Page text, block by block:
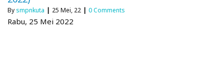
By smpnkuta | 25 Mei, 22 | 0 Comments
Rabu, 25 Mei 2022